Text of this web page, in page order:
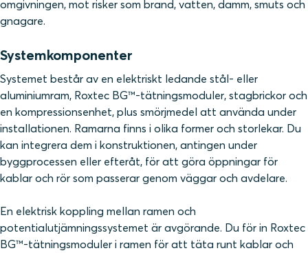
omgivningen, mot risker som brand, vatten, damm, smuts och
gnagare.
Systemkomponenter
Systemet består av en elektriskt ledande stål- eller
aluminiumram, Roxtec BG™-tätningsmoduler, stagbrickor och
en kompressionsenhet, plus smörjmedel att använda under
installationen. Ramarna finns i olika former och storlekar. Du
kan integrera dem i konstruktionen, antingen under
byggprocessen eller efteråt, för att göra öppningar för
kablar och rör som passerar genom väggar och avdelare.
En elektrisk koppling mellan ramen och
potentialutjämningssystemet är avgörande. Du för in Roxtec
BG™-tätningsmoduler i ramen för att täta runt kablar och